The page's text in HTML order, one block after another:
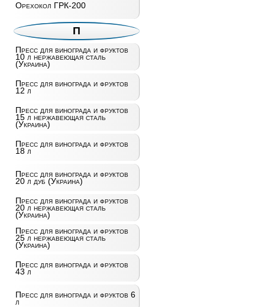
Орехокол ГРК-200
П
Пресс для винограда и фруктов
10 л нержавеющая сталь
(Украина)
Пресс для винограда и фруктов
12 л
Пресс для винограда и фруктов
15 л нержавеющая сталь
(Украина)
Пресс для винограда и фруктов
18 л
Пресс для винограда и фруктов
20 л дуб (Украина)
Пресс для винограда и фруктов
20 л нержавеющая сталь
(Украина)
Пресс для винограда и фруктов
25 л нержавеющая сталь
(Украина)
Пресс для винограда и фруктов
43 л
Пресс для винограда и фруктов 6
л